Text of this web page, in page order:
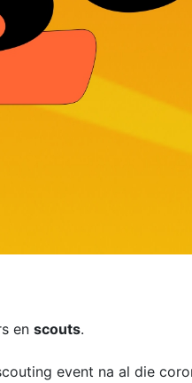
en scouts.
event na al die